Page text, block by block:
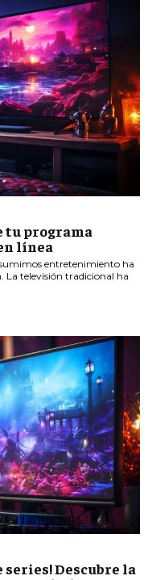
tu programa
línea
entretenimiento ha
La televisión tradicional ha
series! Descubre la